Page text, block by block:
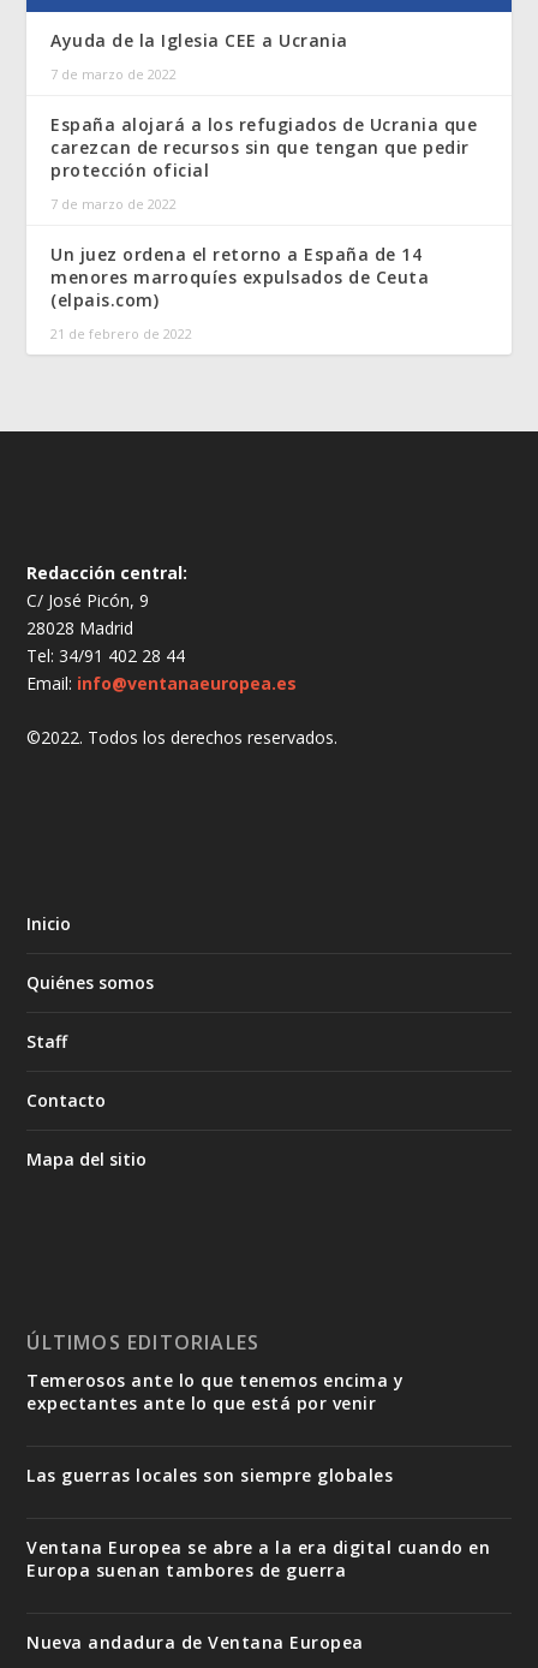
Ayuda de la Iglesia CEE a Ucrania
7 de marzo de 2022
España alojará a los refugiados de Ucrania que
carezcan de recursos sin que tengan que pedir
protección oficial
7 de marzo de 2022
Un juez ordena el retorno a España de 14
menores marroquíes expulsados de Ceuta
(elpais.com)
21 de febrero de 2022
Redacción central:
C/ José Picón, 9
28028 Madrid
Tel: 34/91 402 28 44
Email: info@ventanaeuropea.es
©2022. Todos los derechos reservados.
Inicio
Quiénes somos
Staff
Contacto
Mapa del sitio
ÚLTIMOS EDITORIALES
Temerosos ante lo que tenemos encima y
expectantes ante lo que está por venir
Las guerras locales son siempre globales
Ventana Europea se abre a la era digital cuando en
Europa suenan tambores de guerra
Nueva andadura de Ventana Europea